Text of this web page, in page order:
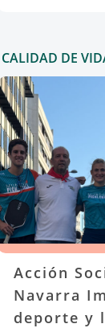
CALIDAD DE
Acción
Navarra
deporte y